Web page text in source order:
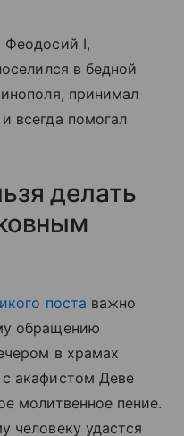
Феодосий I,
в бедной
принимал
всегда помогал
делать
поста важно
обращению
в храмах
акафистом Деве
молитвенное пение.
человеку удастся